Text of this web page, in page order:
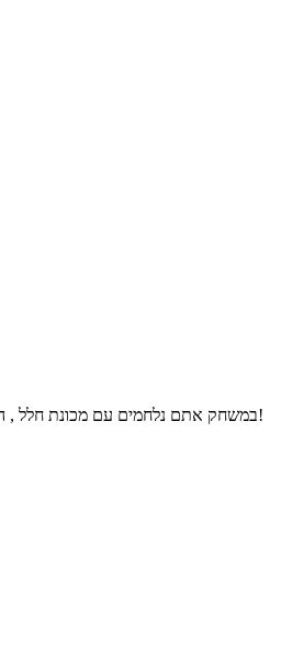
במשחק אתם נלחמים עם מכונת חלל , המטרה במשחק הוא להרוס את הבסיס של היריב. זזים בעזרת החצים ויורים עם המקש רווח. תהנו!